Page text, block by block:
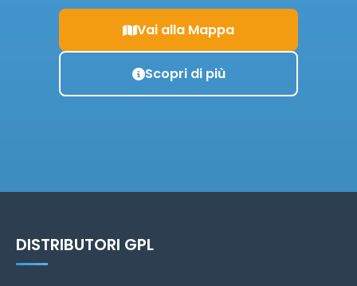
Vai alla Mappa
Scopri di più
DISTRIBUTORI GPL